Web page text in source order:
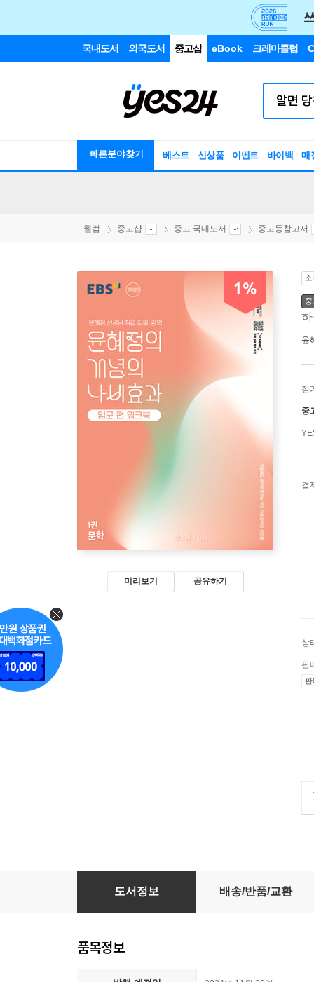
국내도서 외국도서 중고샵 eBook 크레마클럽
빠른분야찾기 베스트 신상품 이벤트 바이백 매
웰컴 중고샵 중고 국내도서 중고등참고서
1%
미리보기 공유하기
윤
정
중
결
상
판
판
EBS 윤혜정의 개념의 나비효과 입문 편 워크북
도서정보 배송/반품/교환
품목정보